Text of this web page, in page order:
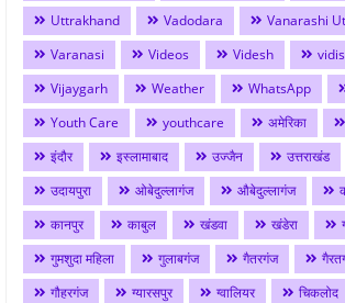
Uttrakhand
Vadodara
Vanarashi
Varanasi
Videos Videsh
Vijaygarh
Weather WhatsApp
Youth Care
youthcare अमेरिका
इंदौर
इस्लामाबाद उज्जैन उत्तराखंड
उदायपुरा
ओबेदुल्लागंज औबेदुल्लागंज
कानपुर
काबुल खंडवा खंडेरा
गुमशुदा महिला
गुलाबगंज गैतरगंज
गौहरगंज
ग्यारसपुर ग्वालियर चिकलोद